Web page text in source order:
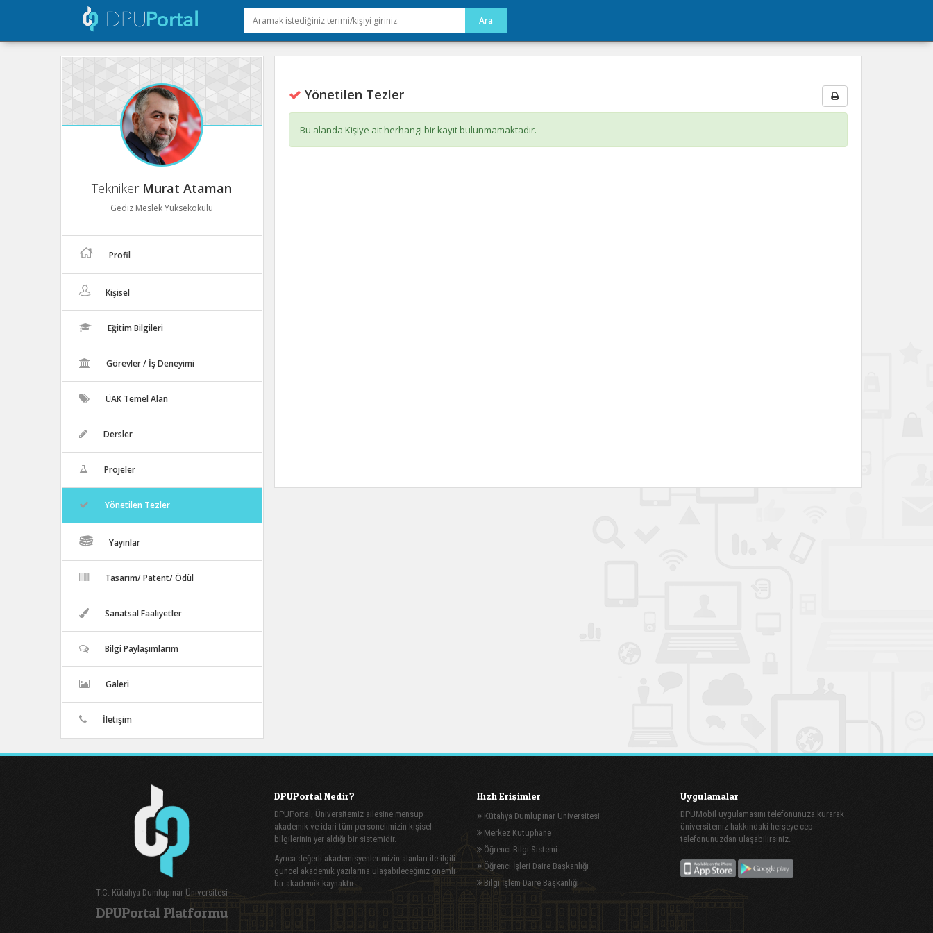
Tekniker Murat Ataman
Gediz Meslek Yüksekokulu
Profil
Kişisel
Eğitim Bilgileri
Görevler / İş Deneyimi
ÜAK Temel Alan
Dersler
Projeler
Yönetilen Tezler
Yayınlar
Tasarım/ Patent/ Ödül
Sanatsal Faaliyetler
Bilgi Paylaşımlarım
Galeri
İletişim
Yönetilen Tezler
Bu alanda Kişiye ait herhangi bir kayıt bulunmamaktadır.
T.C. Kütahya Dumlupınar Üniversitesi
DPUPortal Platformu
DPUPortal Nedir?
DPUPortal, Üniversitemiz ailesine mensup
akademik ve idari tüm personelimizin kişisel
bilgilerinin yer aldığı bir sistemidir.
Ayrıca değerli akademisyenlerimizin alanları ile ilgili
güncel akademik yazılarına ulaşabileceğiniz önemli
bir akademik kaynaktır.
Hızlı Erişimler
Kütahya Dumlupınar Üniversitesi
Merkez Kütüphane
Öğrenci Bilgi Sistemi
Öğrenci İşleri Daire Başkanlığı
Bilgi İşlem Daire Başkanlığı
Uygulamalar
DPUMobil uygulamasını telefonunuza kurarak
üniversitemiz hakkındaki herşeye cep
telefonunuzdan ulaşabilirsiniz.